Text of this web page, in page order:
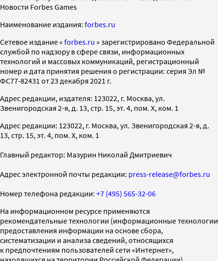
Новости Forbes Games
Наименование издания: forbes.ru
Cетевое издание « forbes.ru » зарегистрировано Федеральной
службой по надзору в сфере связи, информационных
технологий и массовых коммуникаций, регистрационный
номер и дата принятия решения о регистрации: серия Эл №
ФС77-82431 от 23 декабря 2021 г.
Адрес редакции, издателя: 123022, г. Москва, ул.
Звенигородская 2-я, д. 13, стр. 15, эт. 4, пом. X, ком. 1
Адрес редакции: 123022, г. Москва, ул. Звенигородская 2-я, д.
13, стр. 15, эт. 4, пом. X, ком. 1
Главный редактор: Мазурин Николай Дмитриевич
Адрес электронной почты редакции: press-release@forbes.ru
Номер телефона редакции: +7 (495) 565-32-06
На информационном ресурсе применяются
рекомендательные технологии (информационные технологии
предоставления информации на основе сбора,
систематизации и анализа сведений, относящихся
к предпочтениям пользователей сети «Интернет»,